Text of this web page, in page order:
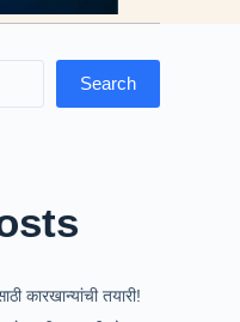
Search
कारखान्यांची तयारी!